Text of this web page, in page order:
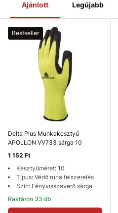
Ajánlott Legújabb
Bestseller
Delta Plus Munkakesztyű
APOLLON VV733 sárga 10
1 152 Ft
Kesztyűméret: 10
Típus: Védő ruha felszerelés
Szín: Fényvisszaverő sárga
Raktáron 33 db